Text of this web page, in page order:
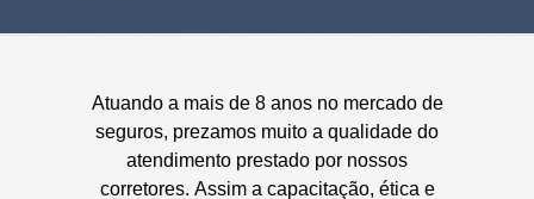
Atuando a mais de 8 anos no mercado de
seguros, prezamos muito a qualidade do
atendimento prestado por nossos
corretores. Assim a capacitação, ética e